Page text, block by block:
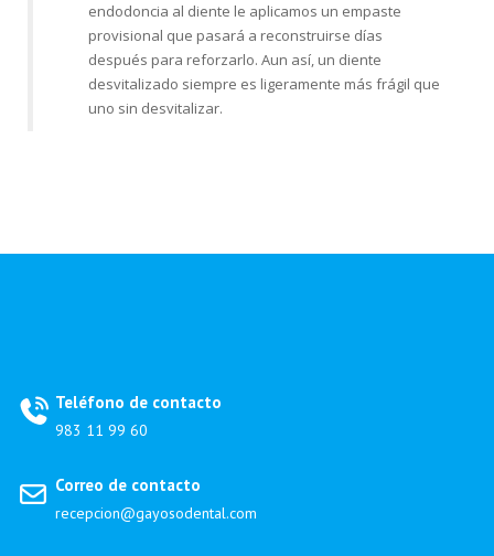
endodoncia al diente le aplicamos un empaste
provisional que pasará a reconstruirse días
después para reforzarlo. Aun así, un diente
desvitalizado siempre es ligeramente más frágil que
uno sin desvitalizar.
Teléfono de contacto
983 11 99 60
Correo de contacto
recepcion@gayosodental.com